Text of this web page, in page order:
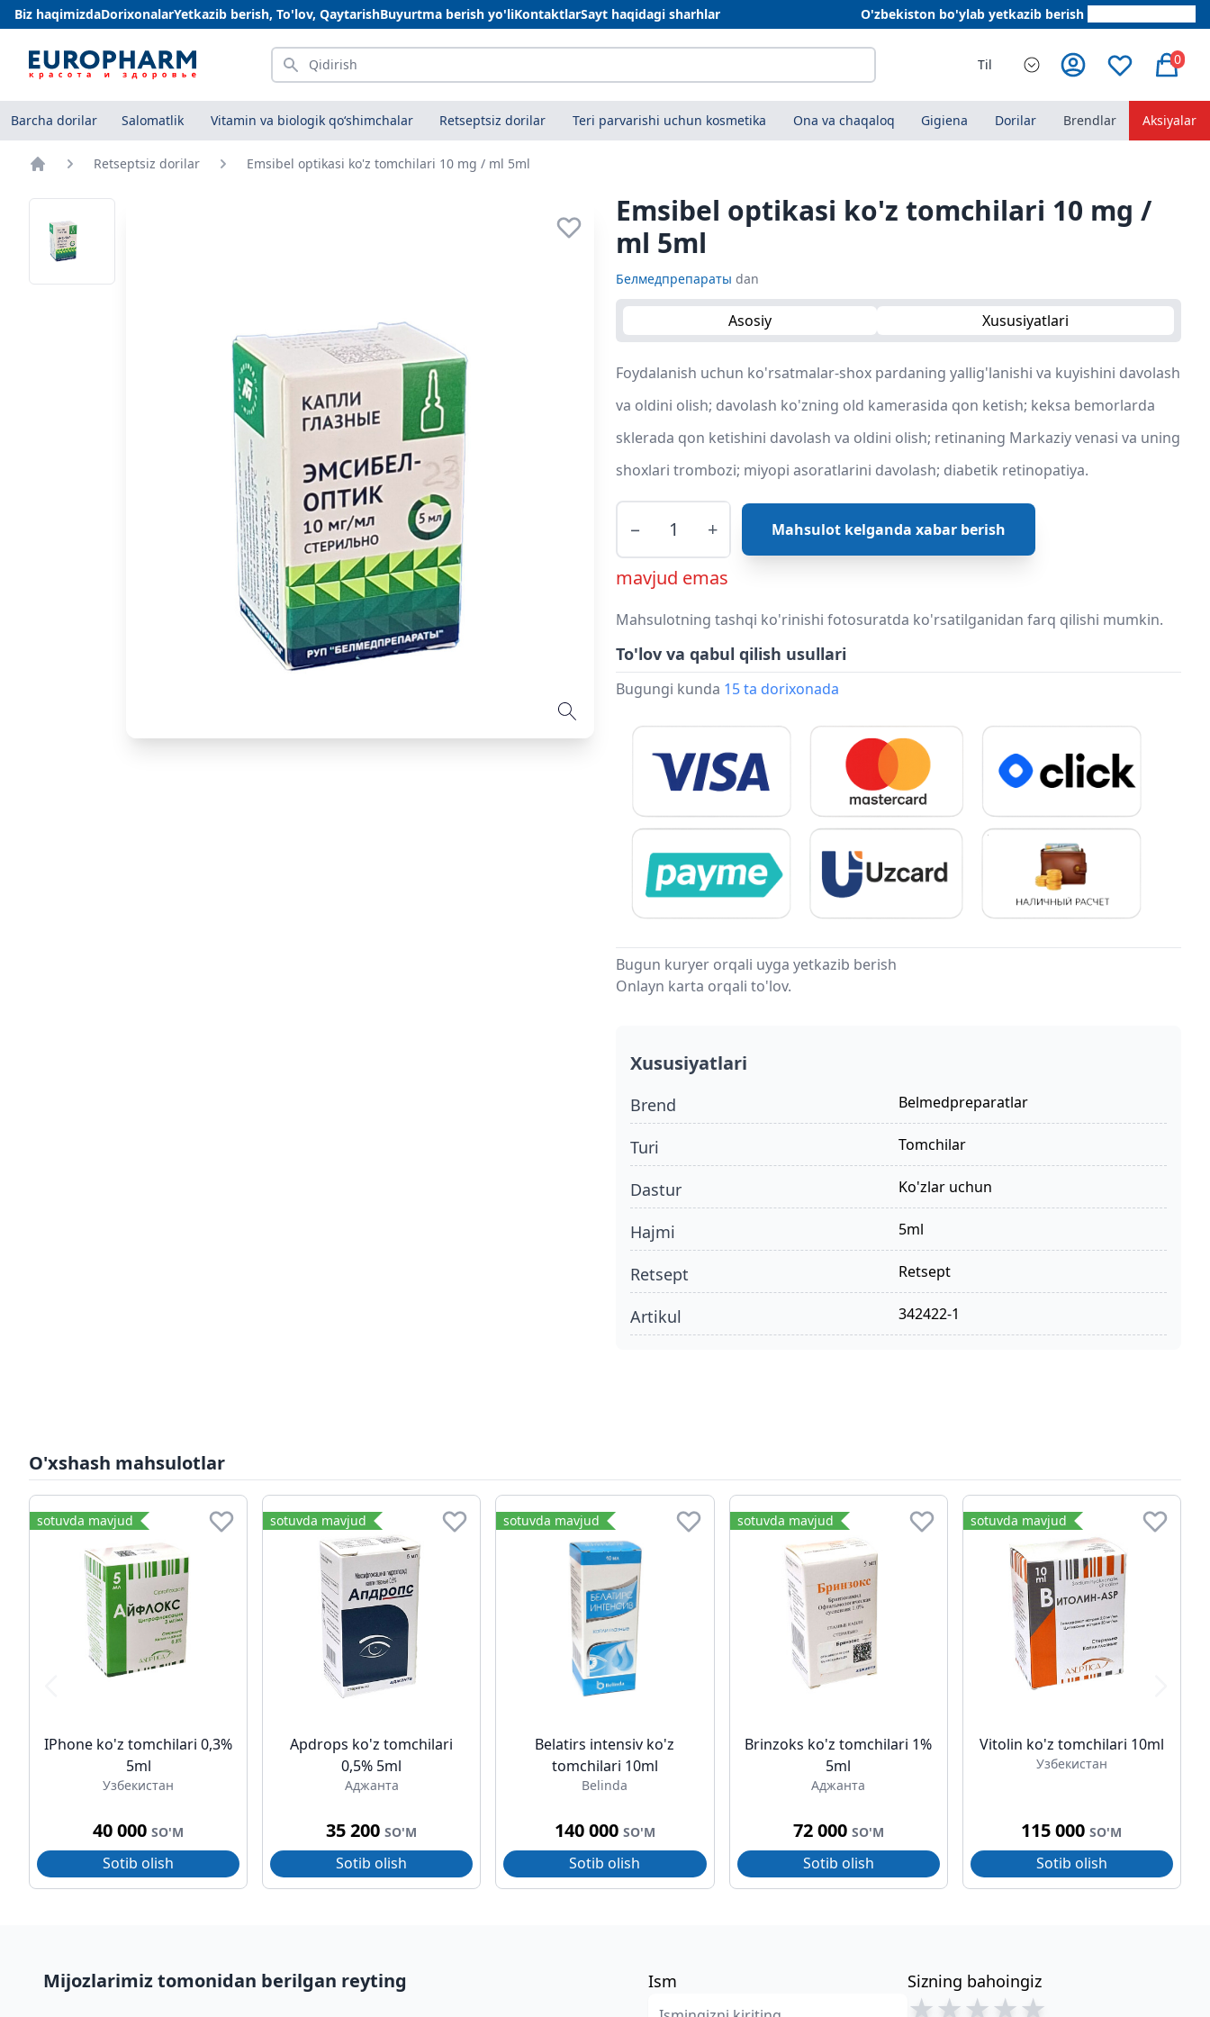
Biz haqimizdaDorixonalarYetkazib berish, To'lov, QaytarishBuyurtma berish yo'liKontaktlarSayt haqidagi sharhlar O'zbekiston bo'ylab yetkazib berish
Qidirish Til 0
Barcha dorilar Salomatlik Vitamin va biologik qo‘shimchalar Retseptsiz dorilar Teri parvarishi uchun kosmetika Ona va chaqaloq Gigiena Dorilar Brendlar Aksiyalar
Retseptsiz dorilar Emsibel optikasi ko'z tomchilari 10 mg / ml 5ml
Emsibel optikasi ko'z tomchilari 10 mg /
ml 5ml
Белмедпрепараты dan
Asosiy Xususiyatlari
Foydalanish uchun ko'rsatmalar-shox pardaning yallig'lanishi va kuyishini davolash
va oldini olish; davolash ko'zning old kamerasida qon ketish; keksa bemorlarda
sklerada qon ketishini davolash va oldini olish; retinaning Markaziy venasi va uning
shoxlari trombozi; miyopi asoratlarini davolash; diabetik retinopatiya.
− + Mahsulot kelganda xabar berish
mavjud emas
Mahsulotning tashqi ko'rinishi fotosuratda ko'rsatilganidan farq qilishi mumkin.
To'lov va qabul qilish usullari
Bugungi kunda 15 ta dorixonada
Bugun kuryer orqali uyga yetkazib berish
Onlayn karta orqali to'lov.
Xususiyatlari
Brend Belmedpreparatlar
turi tomchilar
dastur ko'zlar uchun
hajmi 5ml
retsept retsept
Artikul 342422-1
O'xshash mahsulotlar
sotuvda mavjud
IPhone ko'z tomchilari 0,3%
5ml
Узбекистан
40 000SO'M
Sotib olish
sotuvda mavjud
Apdrops ko'z tomchilari
0,5% 5ml
Аджанта
35 200SO'M
Sotib olish
sotuvda mavjud
Belatirs intensiv ko'z
tomchilari 10ml
Belinda
140 000 SO'M
Sotib olish
sotuvda mavjud
Brinzoks ko'z tomchilari 1%
5ml
Аджанта
72 000 SO'M
Sotib olish
sotuvda mavjud
Vitolin ko'z tomchilari 10ml
Узбекистан
115 000SO'M
Sotib olish
Mijozlarimiz tomonidan berilgan reyting Ism Sizning bahoingiz